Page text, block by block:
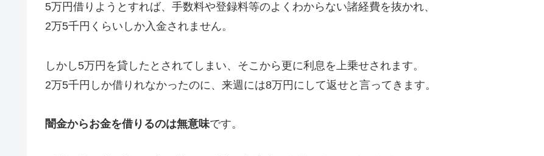
5万円借りようとすれば、手数料や登録料等のよくわからない諸経費を抜かれ、
2万5千円くらいしか入金されません。
しかし5万円を貸したとされてしまい、そこから更に利息を上乗せされます。
2万5千円しか借りれなかったのに、来週には8万円にして返せと言ってきます。
闇金からお金を借りるのは無意味です。